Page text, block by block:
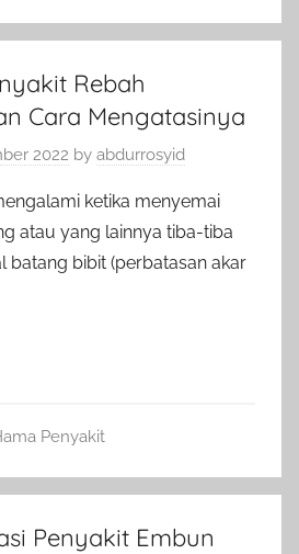
Rebah
Cara Mengatasinya
2022 by abdurrosyid
ketika menyemai
atau yang lainnya tiba-tiba
batang bibit (perbatasan akar
Penyakit
Penyakit Embun